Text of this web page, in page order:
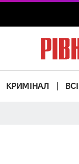
КРИМІНАЛ